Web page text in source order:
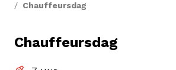
Chauffeursdag
Chauffeursdag